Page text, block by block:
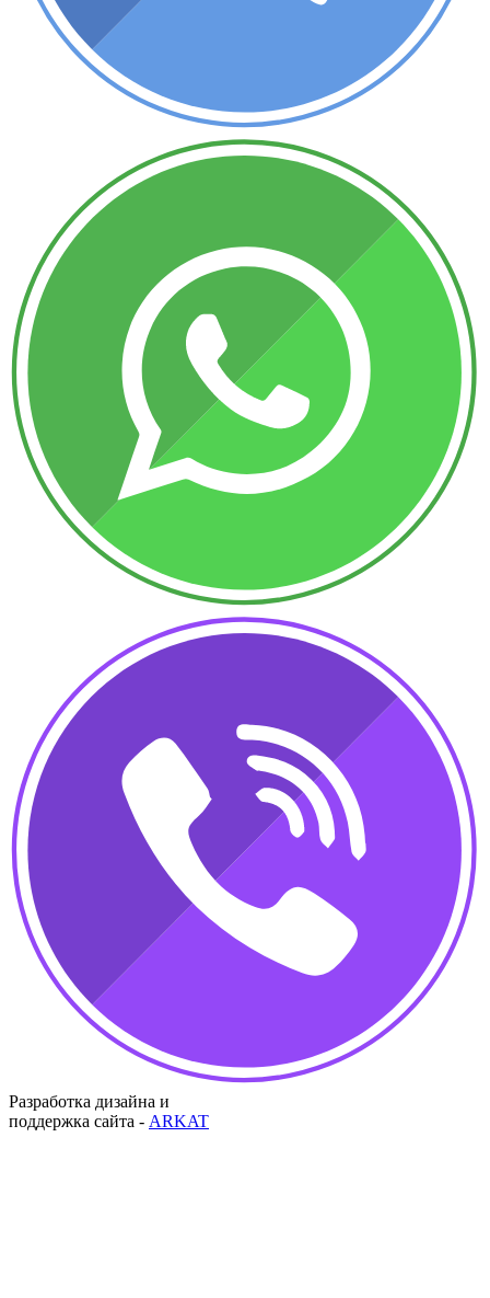
Разработка дизайна и
поддержка сайта - ARKAT